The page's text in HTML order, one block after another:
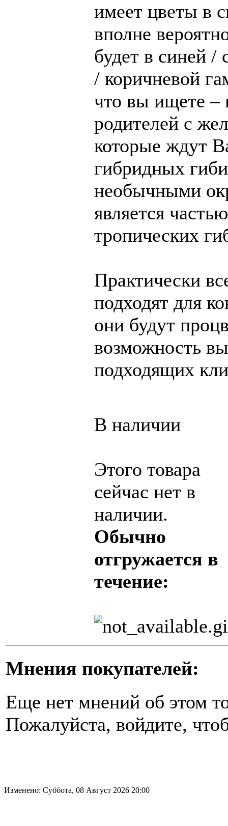
имеет цветы в
вполне
будет в синей /
/ коричневой
что вы ищете –
родителей с
которые ждут
гибридных
необычными
является
тропических
Практически
подходят для
они будут
возможность
подходящих
В наличии
Этого товара
сейчас нет в
наличии.
Обычно
отгружается в
течение:
Мнения покупателей:
Еще нет мнений об этом
Пожалуйста, войдите,
Изменено: Суббота, 08 Август 2026 20:00